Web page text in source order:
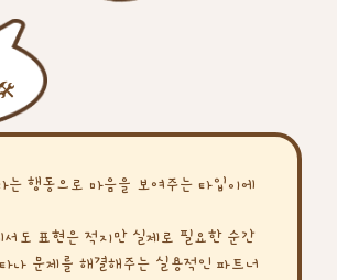
🛠
는 행동으로 마음을 보여주는 타입이에
도 표현은 적지만 실제로 필요한 순간
나 문제를 해결해주는 실용적인 파트너